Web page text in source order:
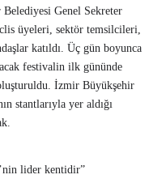
Genel Sekreter
üyeleri, sektör temsilcileri,
katıldı. Üç gün boyunca
festivalin ilk gününde
İzmir Büyükşehir
stantlarıyla yer aldığı
lider kentidir”